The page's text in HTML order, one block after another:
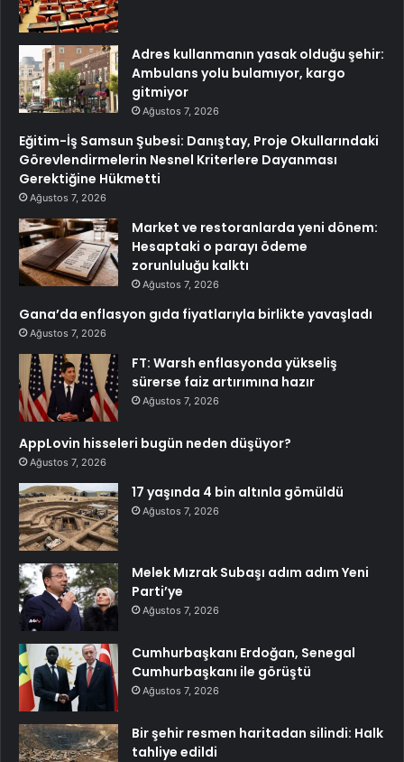
Adres kullanmanın yasak olduğu şehir:
Ambulans yolu bulamıyor, kargo
gitmiyor
Ağustos 7, 2026
Eğitim-İş Samsun Şubesi: Danıştay, Proje Okullarındaki
Görevlendirmelerin Nesnel Kriterlere Dayanması
Gerektiğine Hükmetti
Ağustos 7, 2026
Market ve restoranlarda yeni dönem:
Hesaptaki o parayı ödeme
zorunluluğu kalktı
Ağustos 7, 2026
Gana’da enflasyon gıda fiyatlarıyla birlikte yavaşladı
Ağustos 7, 2026
FT: Warsh enflasyonda yükseliş
sürerse faiz artırımına hazır
Ağustos 7, 2026
AppLovin hisseleri bugün neden düşüyor?
Ağustos 7, 2026
17 yaşında 4 bin altınla gömüldü
Ağustos 7, 2026
Melek Mızrak Subaşı adım adım Yeni
Parti’ye
Ağustos 7, 2026
Cumhurbaşkanı Erdoğan, Senegal
Cumhurbaşkanı ile görüştü
Ağustos 7, 2026
Bir şehir resmen haritadan silindi: Halk
tahliye edildi